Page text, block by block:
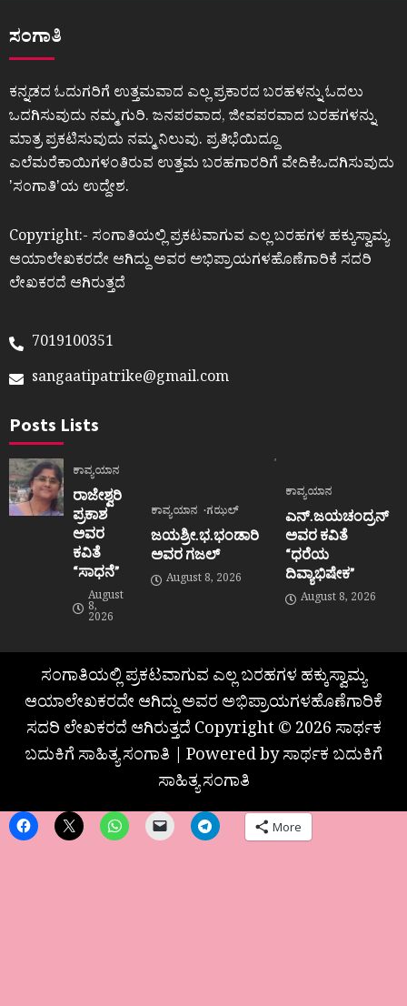
ಸಂಗಾತಿ
ಕನ್ನಡದ ಓದುಗರಿಗೆ ಉತ್ತಮವಾದ ಎಲ್ಲ ಪ್ರಕಾರದ ಬರಹಳನ್ನು ಓದಲು
ಒದಗಿಸುವುದು ನಮ್ಮ ಗುರಿ. ಜನಪರವಾದ, ಜೀವಪರವಾದ ಬರಹಗಳನ್ನು
ಮಾತ್ರ ಪ್ರಕಟಿಸುವುದು ನಮ್ಮ ನಿಲುವು. ಪ್ರತಿಭೆಯಿದ್ದೂ
ಎಲೆಮರೆಕಾಯಿಗಳಂತಿರುವ ಉತ್ತಮ ಬರಹಗಾರರಿಗೆ ವೇದಿಕೆಒದಗಿಸುವುದು
ʼಸಂಗಾತಿʼಯ ಉದ್ದೇಶ.
Copyright:- ಸಂಗಾತಿಯಲ್ಲಿ ಪ್ರಕಟವಾಗುವ ಎಲ್ಲ ಬರಹಗಳ ಹಕ್ಕುಸ್ವಾಮ್ಯ
ಆಯಾಲೇಖಕರದೇ ಆಗಿದ್ದು ಅವರ ಅಭಿಪ್ರಾಯಗಳಹೊಣೆಗಾರಿಕೆ ಸದರಿ
ಲೇಖಕರದೆ ಆಗಿರುತ್ತದೆ
7019100351
sangaatipatrike@gmail.com
Posts Lists
ಕಾವ್ಯಯಾನ
ರಾಜೇಶ್ವರಿ
ಪ್ರಕಾಶ
ಅವರ
ಕವಿತೆ
“ಸಾಧನೆ”
August
8,
2026
ಕಾವ್ಯಯಾನ ಗಝಲ್
ಜಯಶ್ರೀ.ಭ.ಭಂಡಾರಿ
ಅವರ ಗಜಲ್
August 8, 2026
ಕಾವ್ಯಯಾನ
ಎನ್.ಜಯಚಂದ್ರನ್
ಅವರ ಕವಿತೆ
“ಧರೆಯ
ದಿವ್ಯಾಭಿಷೇಕ”
August 8, 2026
ಸಂಗಾತಿಯಲ್ಲಿ ಪ್ರಕಟವಾಗುವ ಎಲ್ಲ ಬರಹಗಳ ಹಕ್ಕುಸ್ವಾಮ್ಯ
ಆಯಾಲೇಖಕರದೇ ಆಗಿದ್ದು ಅವರ ಅಭಿಪ್ರಾಯಗಳಹೊಣೆಗಾರಿಕೆ
ಸದರಿ ಲೇಖಕರದೆ ಆಗಿರುತ್ತದೆ Copyright © 2026 ಸಾರ್ಥಕ
ಬದುಕಿಗೆ ಸಾಹಿತ್ಯ ಸಂಗಾತಿ | Powered by ಸಾರ್ಥಕ ಬದುಕಿಗೆ
ಸಾಹಿತ್ಯ ಸಂಗಾತಿ
More